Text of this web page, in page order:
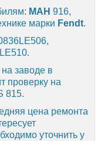
МАН 916,
марки Fendt.
заводе в
проверку на
815.
цена ремонта
уточнить у